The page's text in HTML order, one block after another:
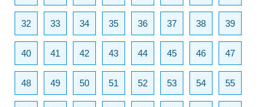
32 33 34 35 36 37 38 39
40 41 42 43 44 45 46 47
48 49 50 51 52 53 54 55